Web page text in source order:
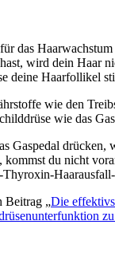
das
wird dein Haar
deine Haarfollikel
wie den
wie das
Gaspedal drücken,
kommst du nicht
Beitrag „Die